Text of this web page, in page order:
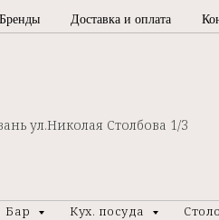
Бренды Доставка и оплата
ул.Николая Столбова 1/3
Бар Кух. посуда